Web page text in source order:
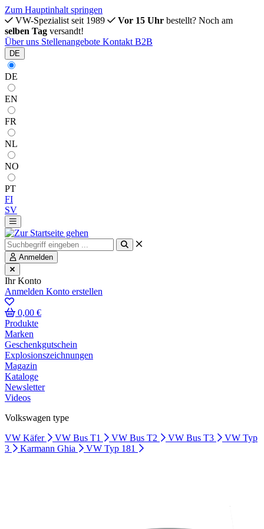
Zum Hauptinhalt springen
VW-Spezialist seit 1989
Vor 15 Uhr bestellt? Noch am
selben Tag versandt!
Über uns Stellenangebote Kontakt B2B
DE
DE
EN
FR
NL
NO
PT
FI
SV
Anmelden
Ihr Konto
Anmelden Konto erstellen
0,00 €
Produkte
Marken
Geschenkgutschein
Explosionszeichnungen
Magazin
Kataloge
Newsletter
Videos
Volkswagen type
VW Käfer
VW Bus T1 VW Bus T2 VW Bus T3
VW Typ
3
Karmann Ghia VW Typ 181